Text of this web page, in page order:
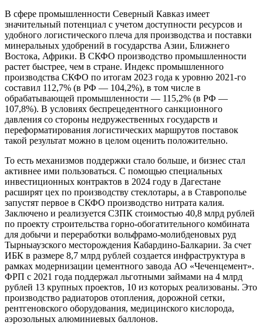
В сфере промышленности Северный Кавказ имеет
значительный потенциал с учетом доступности ресурсов и
удобного логистического плеча для производства и поставки
минеральных удобрений в государства Азии, Ближнего
Востока, Африки. В СКФО производство промышленности
растет быстрее, чем в стране. Индекс промышленного
производства СКФО по итогам 2023 года к уровню 2021-го
составил 112,7% (в РФ — 104,2%), в том числе в
обрабатывающей промышленности — 115,2% (в РФ —
107,8%). В условиях беспрецедентного санкционного
давления со стороны недружественных государств и
переформатирования логистических маршрутов поставок
такой результат можно в целом оценить положительно.
То есть механизмов поддержки стало больше, и бизнес стал
активнее ими пользоваться. С помощью специальных
инвестиционных контрактов в 2024 году в Дагестане
расширят цех по производству стеклотары, а в Ставрополье
запустят первое в СКФО производство нитрата калия.
Заключено и реализуется СЗПК стоимостью 40,8 млрд рублей
по проекту строительства горно-обогатительного комбината
для добычи и переработки вольфрамо-молибденовых руд
Тырныаузского месторождения Кабардино-Балкарии. За счет
ИБК в размере 8,7 млрд рублей создается инфраструктура в
рамках модернизации цементного завода АО «Чеченцемент».
ФРП с 2021 года поддержал льготными займами на 4 млрд
рублей 13 крупных проектов, 10 из которых реализованы. Это
производство радиаторов отопления, дорожной сетки,
рентгеновского оборудования, медицинского кислорода,
аэрозольных алюминиевых баллонов.